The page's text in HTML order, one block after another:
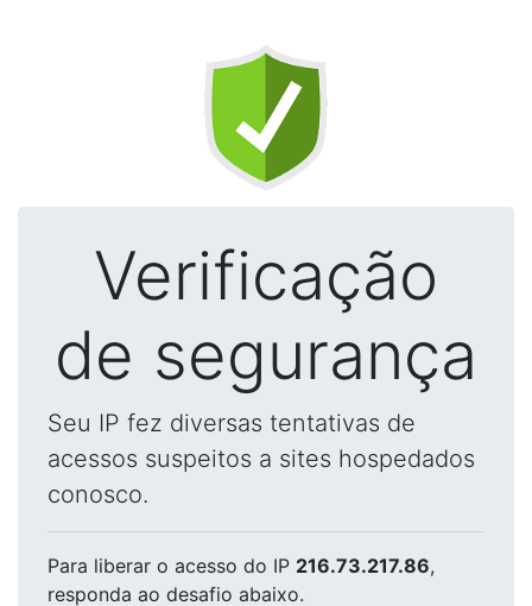
Verificação
de segurança
Seu IP fez diversas tentativas de
acessos suspeitos a sites hospedados
conosco.
Para liberar o acesso do IP 216.73.217.86,
responda ao desafio abaixo.